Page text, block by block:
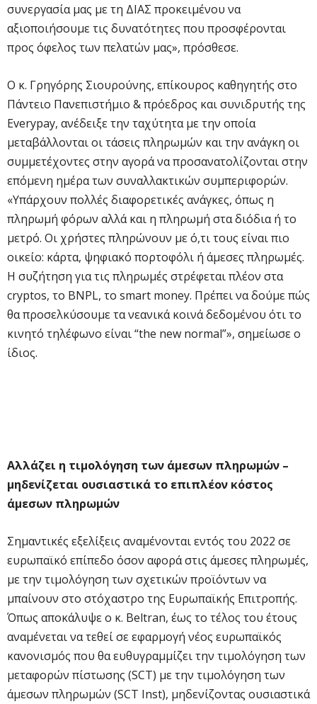
συνεργασία μας με τη ΔΙΑΣ προκειμένου να
αξιοποιήσουμε τις δυνατότητες που προσφέρονται
προς όφελος των πελατών μας», πρόσθεσε.
Ο κ. Γρηγόρης Σιουρούνης, επίκουρος καθηγητής στο
Πάντειο Πανεπιστήμιο & πρόεδρος και συνιδρυτής της
Everypay, ανέδειξε την ταχύτητα με την οποία
μεταβάλλονται οι τάσεις πληρωμών και την ανάγκη οι
συμμετέχοντες στην αγορά να προσανατολίζονται στην
επόμενη ημέρα των συναλλακτικών συμπεριφορών.
«Υπάρχουν πολλές διαφορετικές ανάγκες, όπως η
πληρωμή φόρων αλλά και η πληρωμή στα διόδια ή το
μετρό. Οι χρήστες πληρώνουν με ό,τι τους είναι πιο
οικείο: κάρτα, ψηφιακό πορτοφόλι ή άμεσες πληρωμές.
Η συζήτηση για τις πληρωμές στρέφεται πλέον στα
cryptos, το BNPL, το smart money. Πρέπει να δούμε πώς
θα προσελκύσουμε τα νεανικά κοινά δεδομένου ότι το
κινητό τηλέφωνο είναι “the new normal”», σημείωσε ο
ίδιος.
Αλλάζει η τιμολόγηση των άμεσων πληρωμών –
μηδενίζεται ουσιαστικά το επιπλέον κόστος
άμεσων πληρωμών
Σημαντικές εξελίξεις αναμένονται εντός του 2022 σε
ευρωπαϊκό επίπεδο όσον αφορά στις άμεσες πληρωμές,
με την τιμολόγηση των σχετικών προϊόντων να
μπαίνουν στο στόχαστρο της Ευρωπαϊκής Επιτροπής.
Όπως αποκάλυψε ο κ. Beltran, έως το τέλος του έτους
αναμένεται να τεθεί σε εφαρμογή νέος ευρωπαϊκός
κανονισμός που θα ευθυγραμμίζει την τιμολόγηση των
μεταφορών πίστωσης (SCT) με την τιμολόγηση των
άμεσων πληρωμών (SCT Inst), μηδενίζοντας ουσιαστικά